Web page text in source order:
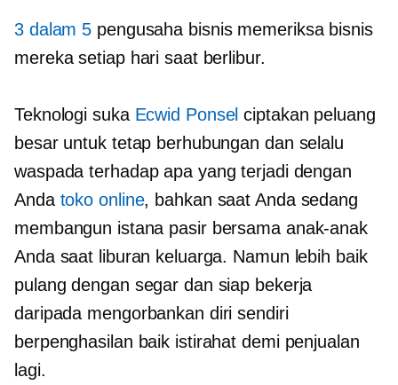
3 dalam 5 pengusaha bisnis memeriksa bisnis
mereka setiap hari saat berlibur.
Teknologi suka Ecwid Ponsel ciptakan peluang
besar untuk tetap berhubungan dan selalu
waspada terhadap apa yang terjadi dengan
Anda toko online, bahkan saat Anda sedang
membangun istana pasir bersama anak-anak
Anda saat liburan keluarga. Namun lebih baik
pulang dengan segar dan siap bekerja
daripada mengorbankan diri sendiri
berpenghasilan baik istirahat demi penjualan
lagi.